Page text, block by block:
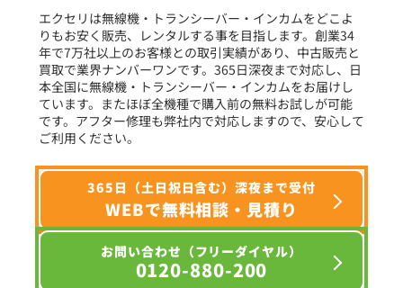
選択条件をリセット
エクセリは無線機・トランシーバー・インカムをどこよ
りもお安く販売、レンタルする事を目指します。創業34
年で7万社以上のお客様との取引実績があり、中古販売と
買取で業界ナンバーワンです。365日深夜まで対応し、日
本全国に無線機・トランシーバー・インカムをお届けし
ています。またほぼ全機種で購入前の無料お試しが可能
です。アフター修理も弊社内で対応しますので、安心して
ご利用ください。
365日（土日祝日含む）深夜まで受付
WEBで無料相談・見積り
お問い合わせ（フリーダイヤル）
0120-880-200